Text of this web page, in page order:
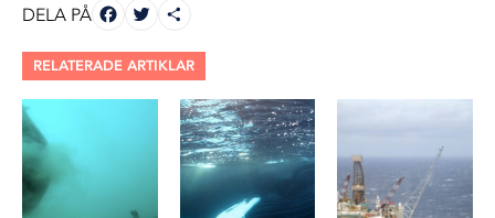
DELA PÅ FACEBOOK
TWITTER
DELA
RELATERADE ARTIKLAR